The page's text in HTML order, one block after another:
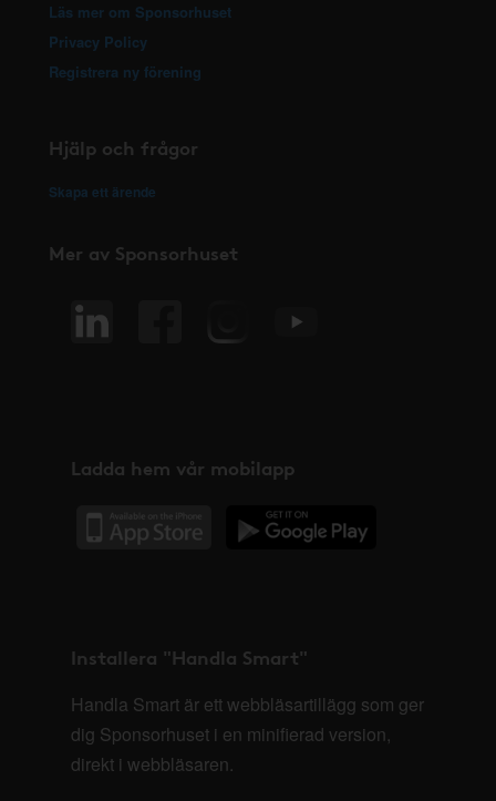
Läs mer om Sponsorhuset
Privacy Policy
Registrera ny förening
Hjälp och frågor
Skapa ett ärende
Mer av Sponsorhuset
Ladda hem vår mobilapp
Installera "Handla Smart"
Handla Smart är ett webbläsartillägg som ger
dig Sponsorhuset i en minifierad version,
direkt i webbläsaren.